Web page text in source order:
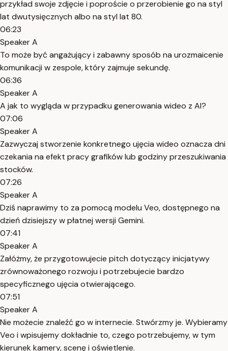
przykład swoje zdjęcie i poproście o przerobienie go na styl
lat dwutysięcznych albo na styl lat 80.
06:23
Speaker A
To może być angażujący i zabawny sposób na urozmaicenie
komunikacji w zespole, który zajmuje sekundę.
06:36
Speaker A
A jak to wygląda w przypadku generowania wideo z AI?
07:06
Speaker A
Zazwyczaj stworzenie konkretnego ujęcia wideo oznacza dni
czekania na efekt pracy grafików lub godziny przeszukiwania
stocków.
07:26
Speaker A
Dziś naprawimy to za pomocą modelu Veo, dostępnego na
dzień dzisiejszy w płatnej wersji Gemini.
07:41
Speaker A
Załóżmy, że przygotowujecie pitch dotyczący inicjatywy
zrównoważonego rozwoju i potrzebujecie bardzo
specyficznego ujęcia otwierającego.
07:51
Speaker A
Nie możecie znaleźć go w internecie. Stwórzmy je. Wybieramy
Veo i wpisujemy dokładnie to, czego potrzebujemy, w tym
kierunek kamery, scenę i oświetlenie.